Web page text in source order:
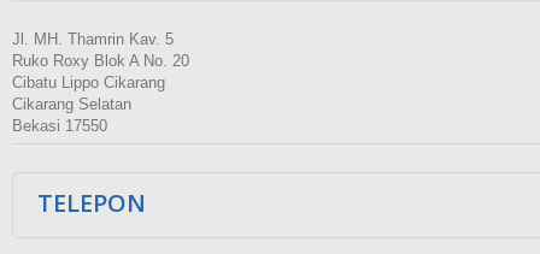
Jl. MH. Thamrin Kav. 5
Ruko Roxy Blok A No. 20
Cibatu Lippo Cikarang
Cikarang Selatan
Bekasi 17550
TELEPON